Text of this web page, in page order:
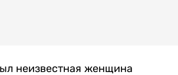
неизвестная женщина